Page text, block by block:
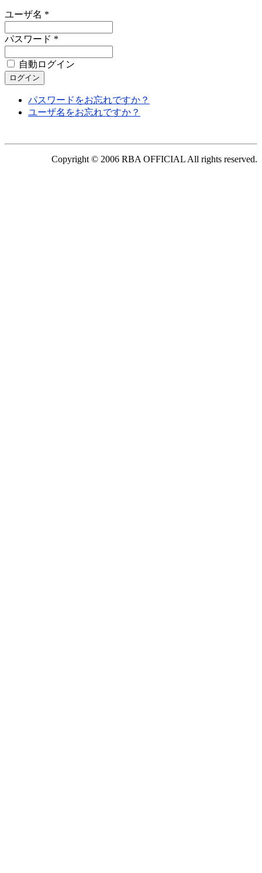
ユーザ名 *
パスワード *
自動ログイン
パスワードをお忘れですか？
ユーザ名をお忘れですか？
Copyright © 2006 RBA OFFICIAL All rights reserved.